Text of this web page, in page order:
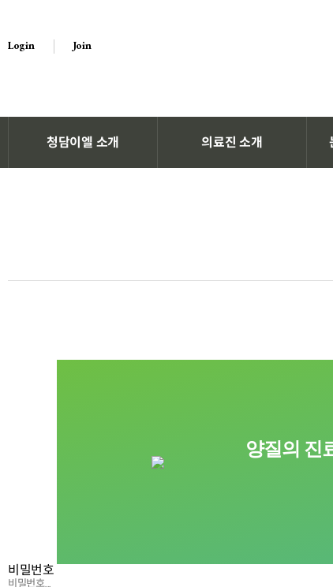
Login Join
청담이엘 소개 의료진 소개
양질의 진
비밀번호